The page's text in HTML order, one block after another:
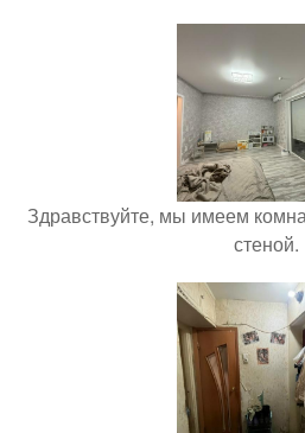
Здравствуйте, мы имеем
стеной.